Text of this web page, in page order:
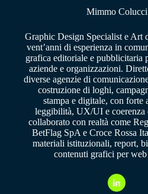
Mimmo Colucci
Graphic Design Specialist e Art
vent’anni di esperienza in
grafica editoriale e pubblicitaria
aziende e organizzazioni.
diverse agenzie di
costruzione di loghi,
stampa e digitale, con forte
leggibilità, UX/UI e coerenza
collaborato con realtà come
BetFlag SpA e Croce Rossa
materiali istituzionali, report,
contenuti grafici per web